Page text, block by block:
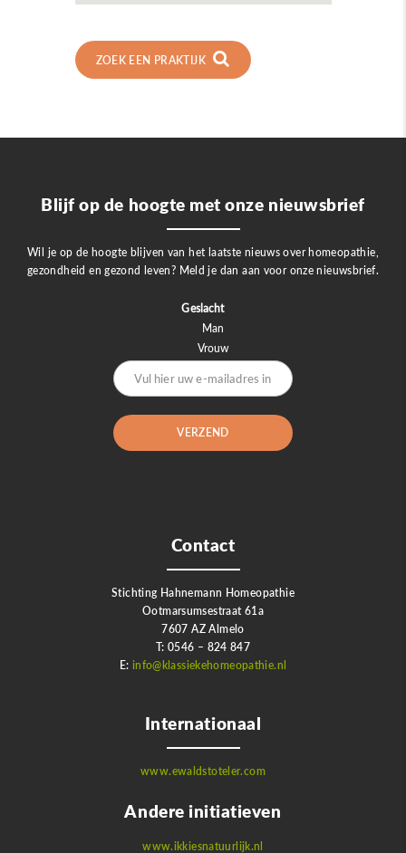
ZOEK EEN PRAKTIJK
Contact
Stichting Hahnemann Homeopathie
Ootmarsumsestraat 61a
7607 AZ Almelo
T: 0546 – 824 847
E: info@klassiekehomeopathie.nl
Internationaal
www.ewaldstoteler.com
Andere initiatieven
www.ikkiesnatuurlijk.nl
Blijf op de hoogte met onze nieuwsbrief
Wil je op de hoogte blijven van het laatste nieuws over homeopathie,
gezondheid en gezond leven? Meld je dan aan voor onze nieuwsbrief.
Geslacht
Man
Vrouw